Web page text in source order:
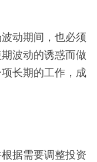
动期间，也必须
波动的诱惑而做
长期的工作，成
据需要调整投资